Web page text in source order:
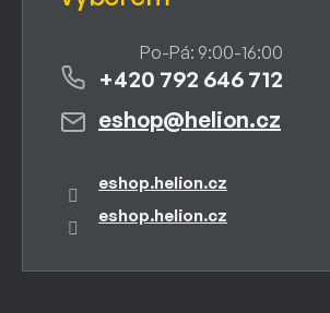
eshop@helion.cz
+420 792 646 712
eshop.helion.cz
eshop.helion.cz